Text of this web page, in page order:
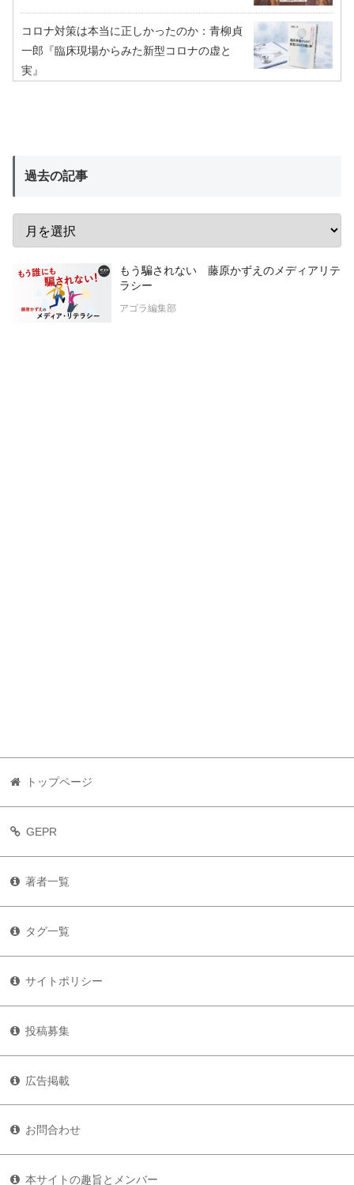
コロナ対策は本当に正しかったのか：青柳貞
一郎『臨床現場からみた新型コロナの虚と
実』
過去の記事
もう騙されない 藤原かずえのメディアリテ
ラシー
アゴラ編集部
トップページ
GEPR
著者一覧
タグ一覧
サイトポリシー
投稿募集
広告掲載
お問合わせ
本サイトの趣旨とメンバー